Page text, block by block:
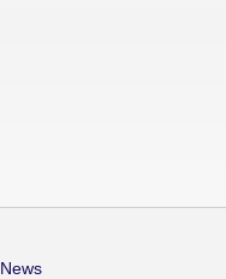
News